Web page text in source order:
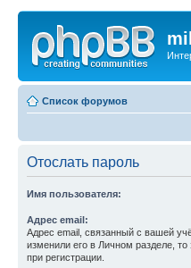
Список форумов
Отослать пароль
Имя пользователя:
Адрес email:
Адрес email, связанный с вашей
изменили его в Личном разделе,
при регистрации.